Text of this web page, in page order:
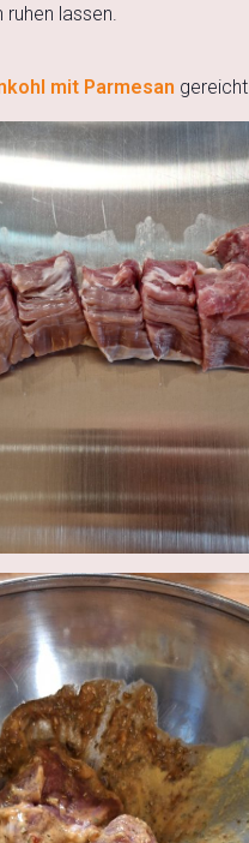
lassen.
mit Parmesan gereicht.